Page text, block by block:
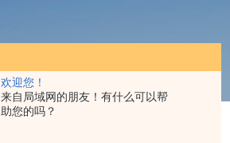
欢迎您！
来自局域网的朋友！有什么可以帮
助您的吗？